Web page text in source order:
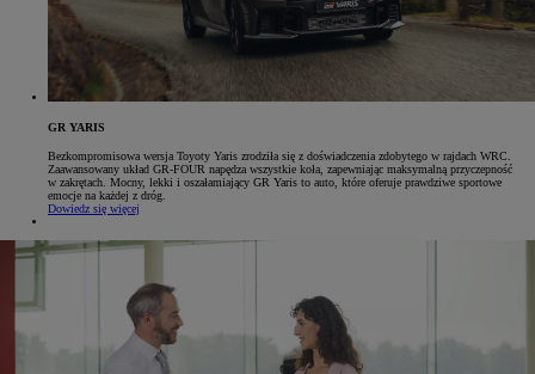
GR YARIS
Bezkompromisowa wersja Toyoty Yaris zrodziła się z doświadczenia zdobytego w rajdach WRC.
Zaawansowany układ GR-FOUR napędza wszystkie koła, zapewniając maksymalną przyczepność
w zakrętach. Mocny, lekki i oszałamiający GR Yaris to auto, które oferuje prawdziwe sportowe
emocje na każdej z dróg.
Dowiedz się więcej